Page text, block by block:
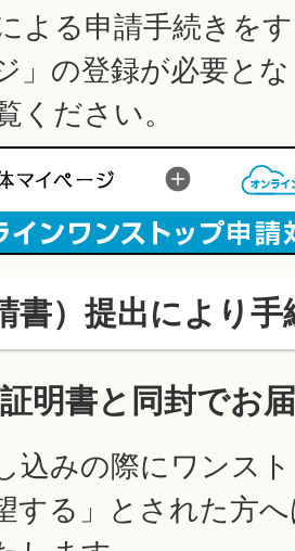
よる申請手続きを
」の登録が必要と
ください。
書）提出により
明書と同封でお
込みの際にワンス
する」とされた方